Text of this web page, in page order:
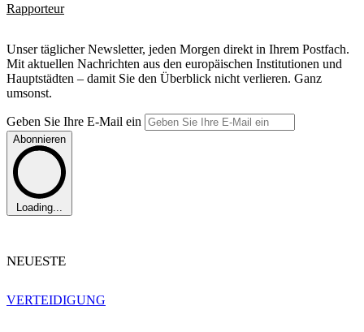
Rapporteur
Unser täglicher Newsletter, jeden Morgen direkt in Ihrem Postfach.
Mit aktuellen Nachrichten aus den europäischen Institutionen und
Hauptstädten – damit Sie den Überblick nicht verlieren. Ganz
umsonst.
Geben Sie Ihre E-Mail ein
Abonnieren
Loading...
NEUESTE
VERTEIDIGUNG